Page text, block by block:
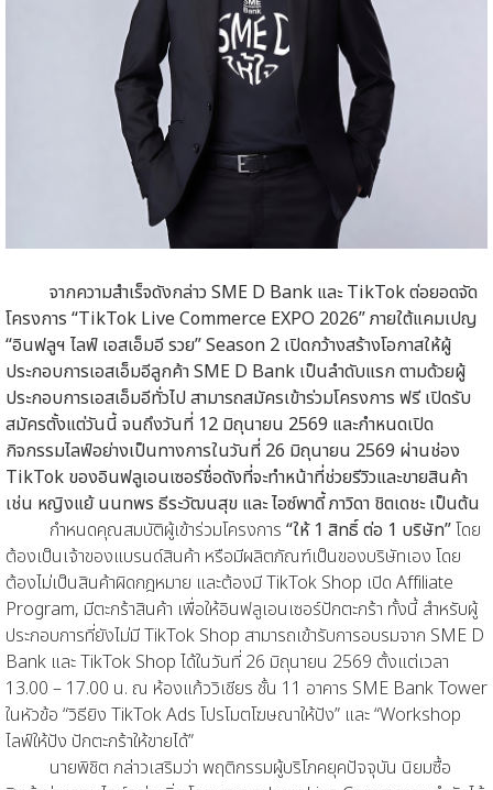
จากความสำเร็จดังกล่าว SME D Bank และ TikTok ต่อยอดจัด
โครงการ “TikTok Live Commerce EXPO 2026” ภายใต้แคมเปญ
“อินฟลูฯ ไลฟ์ เอสเอ็มอี รวย” Season 2 เปิดกว้างสร้างโอกาสให้ผู้
ประกอบการเอสเอ็มอีลูกค้า SME D Bank เป็นลำดับแรก ตามด้วยผู้
ประกอบการเอสเอ็มอีทั่วไป สามารถสมัครเข้าร่วมโครงการ ฟรี เปิดรับ
สมัครตั้งแต่วันนี้ จนถึงวันที่ 12 มิถุนายน 2569 และกำหนดเปิด
กิจกรรมไลฟ์อย่างเป็นทางการในวันที่ 26 มิถุนายน 2569 ผ่านช่อง
TikTok ของอินฟลูเอนเซอร์ชื่อดังที่จะทำหน้าที่ช่วยรีวิวและขายสินค้า
เช่น หญิงแย้ นนทพร ธีระวัฒนสุข และ ไอซ์พาดี้ ภาวิดา ชิตเดชะ เป็นต้น
กำหนดคุณสมบัติผู้เข้าร่วมโครงการ “ให้ 1 สิทธิ์ ต่อ 1 บริษัท”โดย
ต้องเป็นเจ้าของแบรนด์สินค้า หรือมีผลิตภัณฑ์เป็นของบริษัทเอง โดย
ต้องไม่เป็นสินค้าผิดกฎหมาย และต้องมี TikTok Shop เปิด Affiliate
Program, มีตะกร้าสินค้า เพื่อให้อินฟลูเอนเซอร์ปักตะกร้า ทั้งนี้ สำหรับผู้
ประกอบการที่ยังไม่มี TikTok Shop สามารถเข้ารับการอบรมจาก SME D
Bank และ TikTok Shop ได้ในวันที่ 26 มิถุนายน 2569 ตั้งแต่เวลา
13.00 – 17.00 น. ณ ห้องแก้ววิเชียร ชั้น 11 อาคาร SME Bank Tower
ในหัวข้อ “วิธียิง TikTok Ads โปรโมตโฆษณาให้ปัง” และ “Workshop
ไลฟ์ให้ปัง ปักตะกร้าให้ขายได้”
นายพิชิต กล่าวเสริมว่า พฤติกรรมผู้บริโภคยุคปัจจุบัน นิยมซื้อ